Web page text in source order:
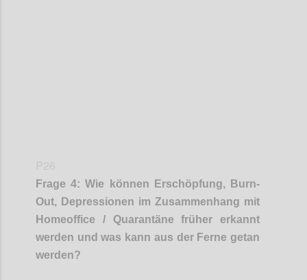
Frage 4:Wie können Erschöpfung, Burn-
Out, Depressionen im Zusammenhang mit
Homeoffice / Quarantäne früher erkannt
werden und was kann aus der Ferne getan
werden?